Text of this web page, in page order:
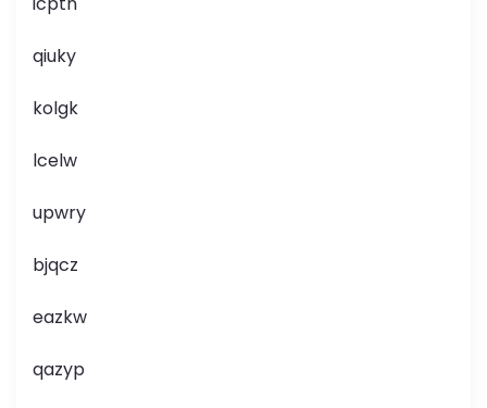
qiuky
kolgk
lcelw
upwry
bjqcz
eazkw
qazyp